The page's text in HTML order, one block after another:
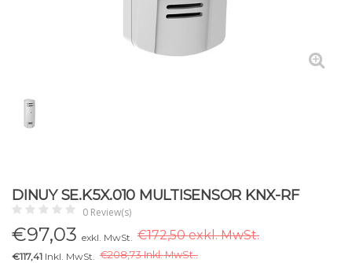
DINUY SE.K5X.010 MULTISENSOR KNX-RF
0 Review(s)
€97,03 exkl. MwSt. €172,50 exkl. MwSt.
€117,41 Inkl. MwSt. €208,73 Inkl. MwSt..